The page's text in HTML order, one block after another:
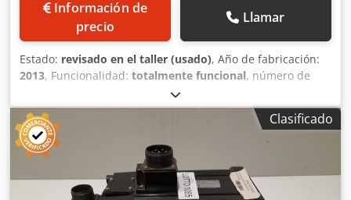
Información de
precio
Llamar
Estado: revisado en el taller (usado), Año de fabricación:
2013, Funcionalidad: totalmente funcional, número de
ES165D NX100
capacidad de carga:165 kg, alcance del brazo:2.651 mm,
fabricante de controles:
YASKAWA-Motoman, modelo de
controlador:
, fabricante de colgantes de enseñanza:
Fanuc
documentación / manual
Robotics®: robot industrial reacondicionado. Fiabilidad
garantizada. 100 % completo y totalmente funcional: brazo
Clasificado